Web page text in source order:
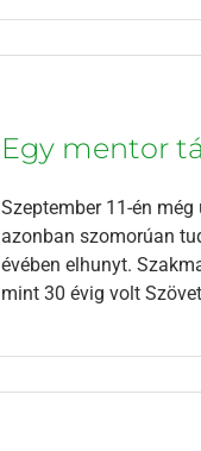
Egy mentor
Szeptember 11-én
azonban szomorúan
évében elhunyt.
mint 30 évig volt